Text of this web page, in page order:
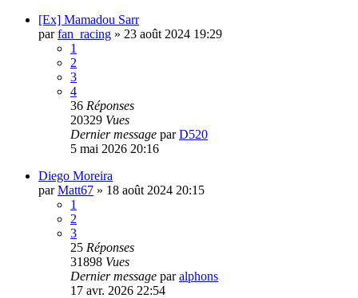
[Ex] Mamadou Sarr
parfan_racing » 23 août 2024 19:29
1
2
3
4
36 Réponses
20329 Vues
Dernier message parD520
5 mai 2026 20:16
Diego Moreira
parMatt67 » 18 août 2024 20:15
1
2
3
25 Réponses
31898 Vues
Dernier message paralphons
17 avr. 2026 22:54